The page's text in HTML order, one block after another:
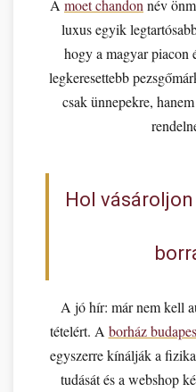
A moet chandon név
luxus egyik
hogy a magyar piacon
legkeresettebb
csak ünnepekre,
Hol
A jó hír: már nem kell
tételért. A borház
egyszerre kínálják a
tudását és a webshop